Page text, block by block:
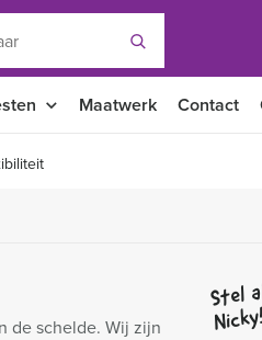
Maatwerk Contact
de schelde. Wij zijn
Stel
Nicky!